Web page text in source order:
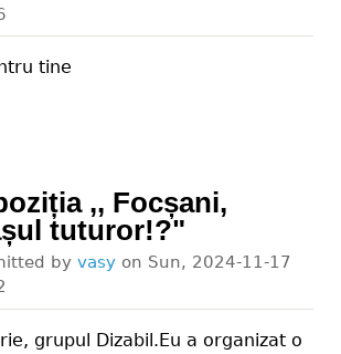
tine
,, Focșani,
tuturor!?"
by vasy on Sun, 2024-11-17
grupul Dizabil.Eu a organizat o